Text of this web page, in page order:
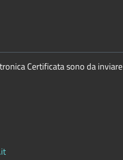
Certificata sono da inviare